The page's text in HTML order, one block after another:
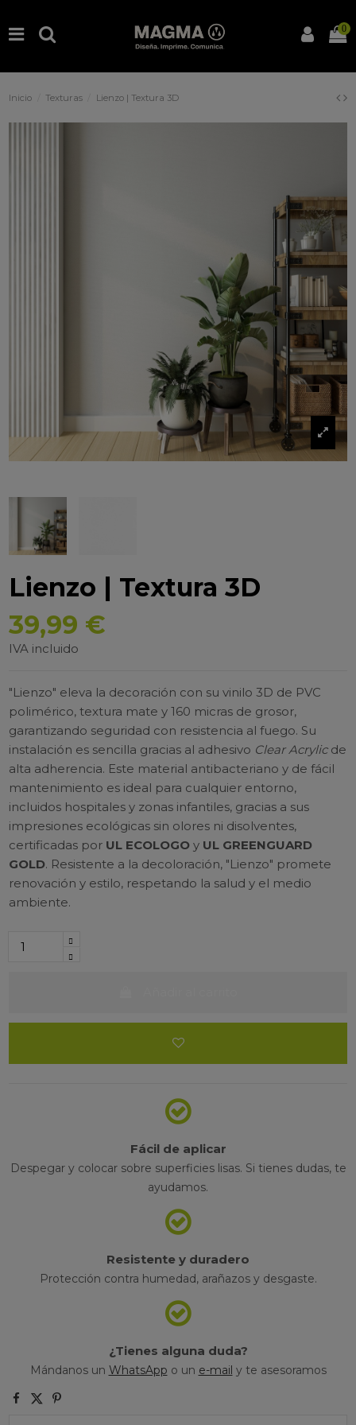
0
Inicio Texturas Lienzo | Textura 3D
Lienzo | Textura 3D
39,99 €
IVA incluido
"Lienzo" eleva la decoración con su vinilo 3D de PVC
polimérico, textura mate y 160 micras de grosor,
garantizando seguridad con resistencia al fuego. Su
instalación es sencilla gracias al adhesivo Clear Acrylicde
alta adherencia. Este material antibacteriano y de fácil
mantenimiento es ideal para cualquier entorno,
incluidos hospitales y zonas infantiles, gracias a sus
impresiones ecológicas sin olores ni disolventes,
certificadas por UL ECOLOGO y UL GREENGUARD
GOLD. Resistente a la decoloración, "Lienzo" promete
renovación y estilo, respetando la salud y el medio
ambiente.
Fácil de aplicar
Despegar y colocar sobre superficies lisas. Si tienes dudas, te
ayudamos.
Resistente y duradero
Protección contra humedad, arañazos y desgaste.
¿Tienes alguna duda?
Mándanos un WhatsApp o un e-mail y te asesoramos